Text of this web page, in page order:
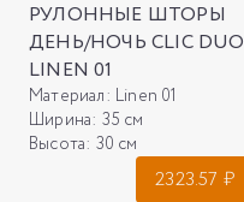
РУЛОННЫЕ ШТОРЫ
ДЕНЬ/НОЧЬ CLIC DUO
LINEN 01
Материал: Linen 01
Ширина: 35 см
Высота: 30 см
2323.57 ₽